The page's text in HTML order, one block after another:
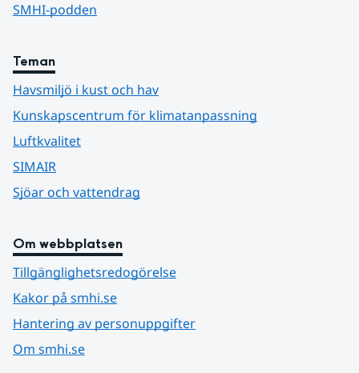
SMHI-podden
Teman
Havsmiljö i kust och hav
Kunskapscentrum för klimatanpassning
Luftkvalitet
SIMAIR
Sjöar och vattendrag
Om webbplatsen
Tillgänglighetsredogörelse
Kakor på smhi.se
Hantering av personuppgifter
Om smhi.se